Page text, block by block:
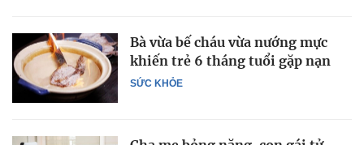
SỨC KHỎE
Bà vừa bế cháu vừa nướng mực
khiến trẻ 6 tháng tuổi gặp nạn